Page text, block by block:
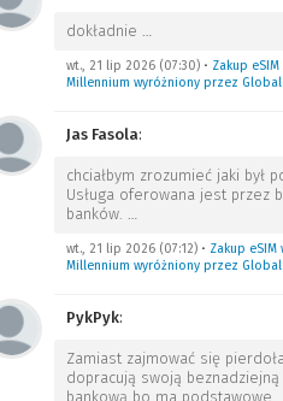
dokładnie …
wt., 21 lip 2026 (07:30)• Zakup
Millennium wyróżniony przez Global
Jas Fasola:
chciałbym zrozumieć jaki był
Usługa oferowana jest przez
banków. …
wt., 21 lip 2026 (07:12)• Zakup eSIM
Millennium wyróżniony przez Global
PykPyk:
Zamiast zajmować się
dopracują swoją beznadziejną
bankową bo ma podstawowe